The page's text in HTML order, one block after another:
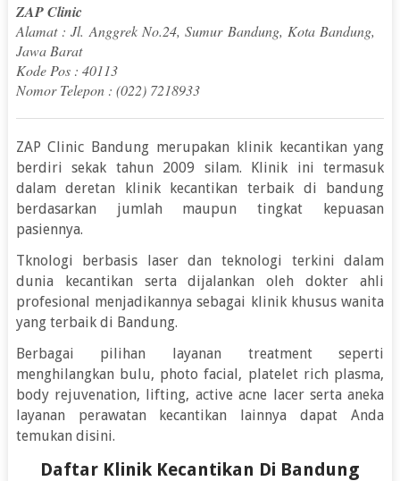
ZAP Clinic
Alamat : Jl. Anggrek No.24, Sumur Bandung, Kota Bandung,
Jawa Barat
Kode Pos : 40113
Nomor Telepon : (022) 7218933
ZAP Clinic Bandung merupakan klinik kecantikan yang
berdiri sekak tahun 2009 silam. Klinik ini termasuk
dalam deretan klinik kecantikan terbaik di bandung
berdasarkan jumlah maupun tingkat kepuasan
pasiennya.
Tknologi berbasis laser dan teknologi terkini dalam
dunia kecantikan serta dijalankan oleh dokter ahli
profesional menjadikannya sebagai klinik khusus wanita
yang terbaik di Bandung.
Berbagai pilihan layanan treatment seperti
menghilangkan bulu, photo facial, platelet rich plasma,
body rejuvenation, lifting, active acne lacer serta aneka
layanan perawatan kecantikan lainnya dapat Anda
temukan disini.
Daftar Klinik Kecantikan Di Bandung